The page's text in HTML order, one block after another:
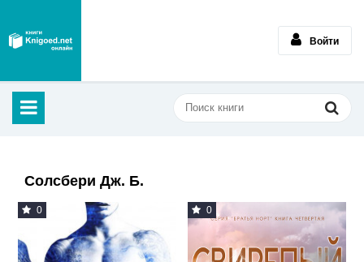
Войти
Солсбери Дж. Б.
0 0